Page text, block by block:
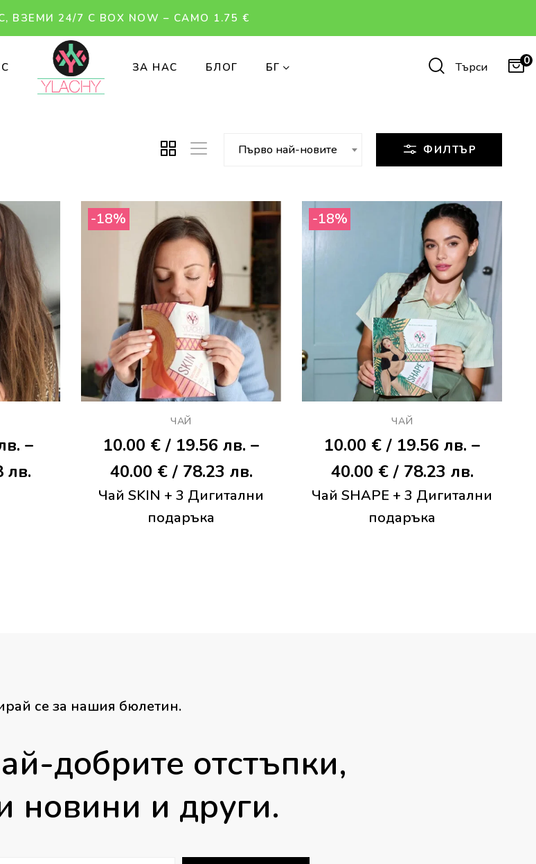
ВЗЕМИ 24/7 С BOX NOW – САМО 1.75 €
ЗА НАС БЛОГ БГ Търси 0
Първо най-новите ФИЛТЪР
–
лв.
-18%
ЧАЙ
10.00 €/ 19.56 лв.–
40.00 €/ 78.23 лв.Price
range:
Чай SKIN + 3 Дигитални
подаръка
-18%
ЧАЙ
10.00 €/ 19.56 лв.–
40.00 €/ 78.23 лв.Price
range:
Чай SHAPЕ + 3 Дигитални
подаръка
се за нашия бюлетин.
добрите отстъпки,
новини и други.